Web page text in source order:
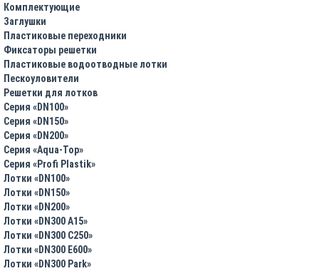
Комплектующие
Заглушки
Пластиковые переходники
Фиксаторы решетки
Пластиковые водоотводные лотки
Пескоуловители
Решетки для лотков
Серия «DN100»
Серия «DN150»
Серия «DN200»
Серия «Aqua-Top»
Серия «Profi Plastik»
Лотки «DN100»
Лотки «DN150»
Лотки «DN200»
Лотки «DN300 A15»
Лотки «DN300 C250»
Лотки «DN300 E600»
Лотки «DN300 Park»